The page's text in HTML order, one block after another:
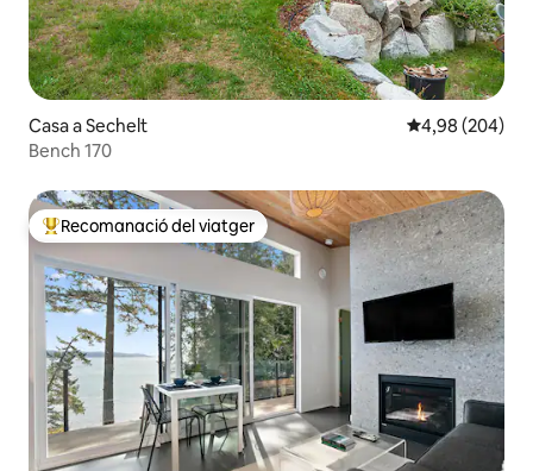
Casa a Sechelt 4,98 de
4,98 (204)
Bench 170
Principals recomanacions dels viatgers
Recomanació del viatger